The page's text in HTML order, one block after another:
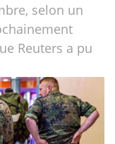
selon un
Reuters a pu